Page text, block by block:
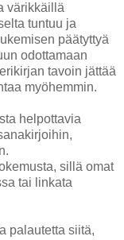
värikkäillä
tuntuu ja
päätyttyä
odottamaan
tavoin jättää
myöhemmin.
helpottavia
sillä omat
tai linkata
palautetta siitä,